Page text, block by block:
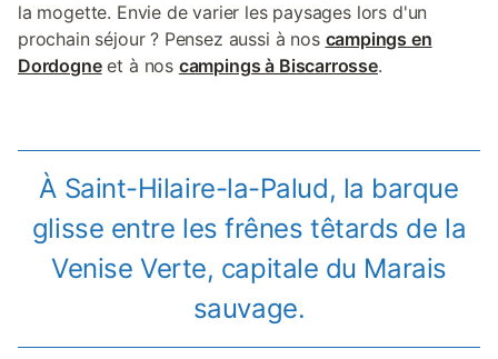
la mogette. Envie de varier les paysages lors d'un
prochain séjour ? Pensez aussi à nos campings en
Dordogneet à nos campings à Biscarrosse.
À Saint-Hilaire-la-Palud, la barque
glisse entre les frênes têtards de la
Venise Verte, capitale du Marais
sauvage.